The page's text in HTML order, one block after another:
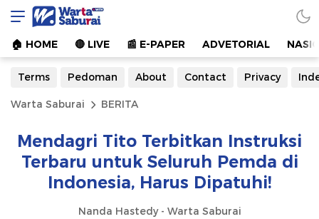
Warta Saburai
Sumber Informasi Terkini
🏠︎ HOME 🔴 LIVE 📰 E-PAPER ADVETORIAL
Terms Pedoman About Contact Privacy
Warta Saburai BERITA
Mendagri Tito Terbitkan Instruksi
Terbaru untuk Seluruh Pemda di
Indonesia, Harus Dipatuhi!
Nanda Hastedy - Warta Saburai